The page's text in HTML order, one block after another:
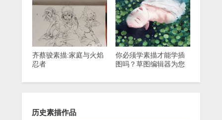
齐蔡骏素描:家庭与火焰
忍者
你必须学素描才能学插
图吗？草图编辑器为您
历史素描作品